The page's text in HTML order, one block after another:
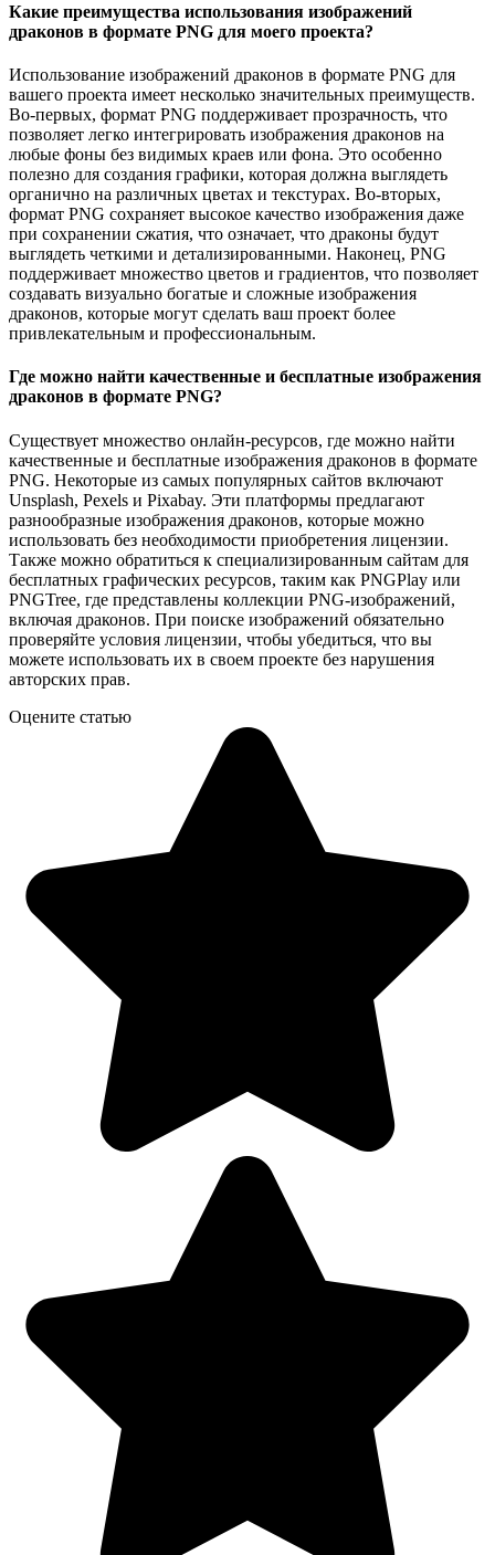
Какие преимущества использования изображений
драконов в формате PNG для моего проекта?
Использование изображений драконов в формате PNG для
вашего проекта имеет несколько значительных преимуществ.
Во-первых, формат PNG поддерживает прозрачность, что
позволяет легко интегрировать изображения драконов на
любые фоны без видимых краев или фона. Это особенно
полезно для создания графики, которая должна выглядеть
органично на различных цветах и текстурах. Во-вторых,
формат PNG сохраняет высокое качество изображения даже
при сохранении сжатия, что означает, что драконы будут
выглядеть четкими и детализированными. Наконец, PNG
поддерживает множество цветов и градиентов, что позволяет
создавать визуально богатые и сложные изображения
драконов, которые могут сделать ваш проект более
привлекательным и профессиональным.
Где можно найти качественные и бесплатные изображения
драконов в формате PNG?
Существует множество онлайн-ресурсов, где можно найти
качественные и бесплатные изображения драконов в формате
PNG. Некоторые из самых популярных сайтов включают
Unsplash, Pexels и Pixabay. Эти платформы предлагают
разнообразные изображения драконов, которые можно
использовать без необходимости приобретения лицензии.
Также можно обратиться к специализированным сайтам для
бесплатных графических ресурсов, таким как PNGPlay или
PNGTree, где представлены коллекции PNG-изображений,
включая драконов. При поиске изображений обязательно
проверяйте условия лицензии, чтобы убедиться, что вы
можете использовать их в своем проекте без нарушения
авторских прав.
Оцените статью